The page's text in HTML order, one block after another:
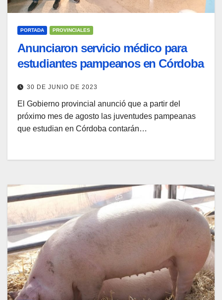
PORTADA PROVINCIALES
Anunciaron servicio médico para
estudiantes pampeanos en Córdoba
30 DE JUNIO DE 2023
El Gobierno provincial anunció que a partir del
próximo mes de agosto las juventudes pampeanas
que estudian en Córdoba contarán…